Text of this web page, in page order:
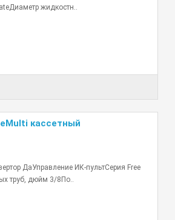
жидкостн..
кассетный
ДаУправление ИК-пультСерия Free
труб, дюйм 3/8По..